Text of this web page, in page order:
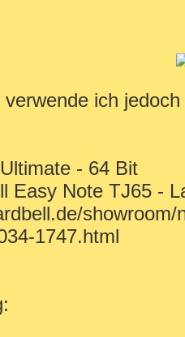
verwende ich
- 64 Bit
Easy Note TJ65 -
1747.html